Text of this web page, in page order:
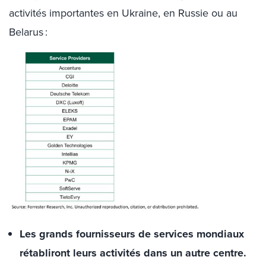
activités importantes en Ukraine, en Russie ou au
Belarus :
Les grands fournisseurs de services mondiaux
rétabliront leurs activités dans un autre centre.